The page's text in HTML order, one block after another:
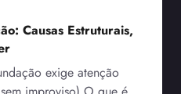
Causas Estruturais,
exige atenção